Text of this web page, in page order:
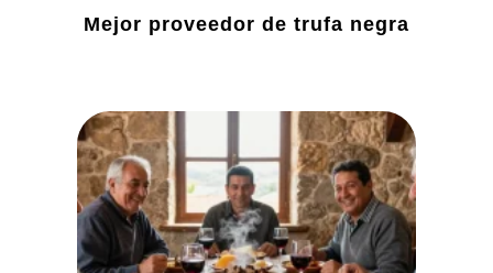
Mejor proveedor de trufa negra